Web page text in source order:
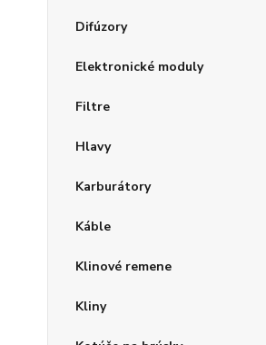
Difúzory
Elektronické moduly
Filtre
Hlavy
Karburátory
Káble
Klinové remene
Kliny